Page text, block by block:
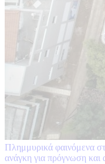
Πλημμυρικά φαινόμενα
ανάγκη για πρόγνωση και